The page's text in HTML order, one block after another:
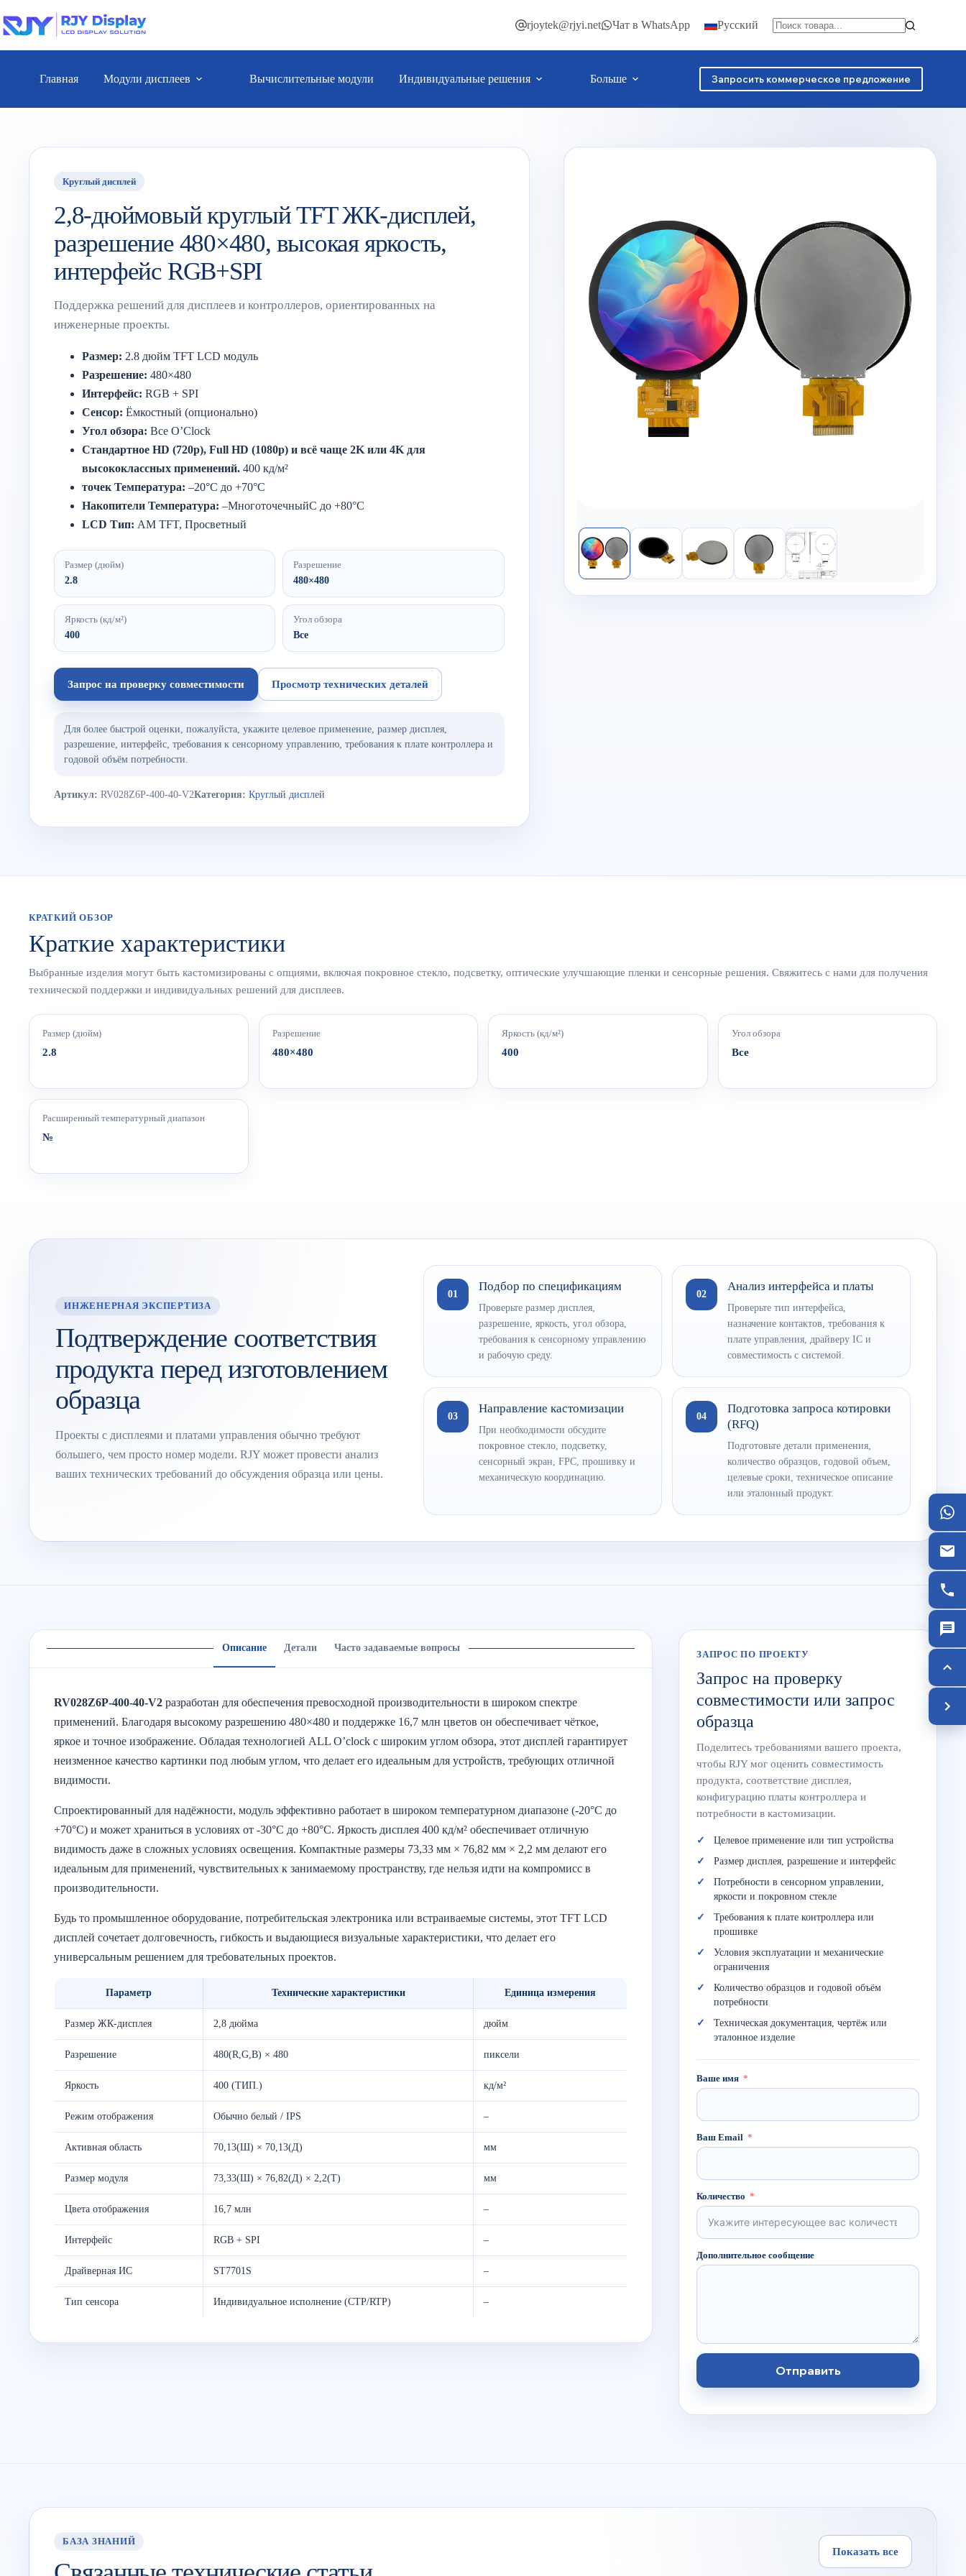
rjoytek@rjyi.net Чат в WhatsApp Русский
Главная Модули дисплеев Вычислительные модули Индивидуальные решения Больше Запросить коммерческое предложение
Круглый дисплей
2,8-дюймовый круглый TFT ЖК-дисплей,
разрешение 480×480, высокая яркость,
интерфейс RGB+SPI
Поддержка решений для дисплеев и контроллеров, ориентированных на
инженерные проекты.
Размер: 2.8 дюйм TFT LCD модуль
Разрешение: 480×480
Интерфейс: RGB + SPI
Сенсор: Ёмкостный (опционально)
Угол обзора: Все O’Clock
Стандартное HD (720p), Full HD (1080p) и всё чаще 2K или 4K для
высококлассных применений. 400 кд/м²
точек Температура: –20°C до +70°C
Накопители Температура: –МноготочечныйC до +80°C
LCD Тип: AM TFT, Просветный
Размер (дюйм)
2.8
Разрешение
480×480
Яркость (кд/м²)
400
Угол обзора
Все
Запрос на проверку совместимости Просмотр технических деталей
Для более быстрой оценки, пожалуйста, укажите целевое применение, размер дисплея,
разрешение, интерфейс, требования к сенсорному управлению, требования к плате контроллера и
годовой объём потребности.
Артикул: RV028Z6P-400-40-V2Категория: Круглый дисплей
КРАТКИЙ ОБЗОР
Краткие характеристики
Выбранные изделия могут быть кастомизированы с опциями, включая покровное стекло, подсветку, оптические улучшающие пленки и сенсорные решения. Свяжитесь с нами для получения
технической поддержки и индивидуальных решений для дисплеев.
Размер (дюйм)
2.8
Разрешение
480×480
Яркость (кд/м²)
400
Угол обзора
Все
Расширенный температурный диапазон
№
ИНЖЕНЕРНАЯ ЭКСПЕРТИЗА
Подтверждение соответствия
продукта перед изготовлением
образца
Проекты с дисплеями и платами управления обычно требуют
большего, чем просто номер модели. RJY может провести анализ
ваших технических требований до обсуждения образца или цены.
01
Подбор по спецификациям
Проверьте размер дисплея,
разрешение, яркость, угол обзора,
требования к сенсорному управлению
и рабочую среду.
02
Анализ интерфейса и платы
Проверьте тип интерфейса,
назначение контактов, требования к
плате управления, драйверу IC и
совместимость с системой.
03
Направление кастомизации
При необходимости обсудите
покровное стекло, подсветку,
сенсорный экран, FPC, прошивку и
механическую координацию.
04
Подготовка запроса котировки
(RFQ)
Подготовьте детали применения,
количество образцов, годовой объем,
целевые сроки, техническое описание
или эталонный продукт.
Описание Детали Часто задаваемые вопросы
RV028Z6P-400-40-V2 разработан для обеспечения превосходной производительности в широком спектре
применений. Благодаря высокому разрешению 480×480 и поддержке 16,7 млн цветов он обеспечивает чёткое,
яркое и точное изображение. Обладая технологией ALL O’clock с широким углом обзора, этот дисплей гарантирует
неизменное качество картинки под любым углом, что делает его идеальным для устройств, требующих отличной
видимости.
Спроектированный для надёжности, модуль эффективно работает в широком температурном диапазоне (-20°C до
+70°C) и может храниться в условиях от -30°C до +80°C. Яркость дисплея 400 кд/м² обеспечивает отличную
видимость даже в сложных условиях освещения. Компактные размеры 73,33 мм × 76,82 мм × 2,2 мм делают его
идеальным для применений, чувствительных к занимаемому пространству, где нельзя идти на компромисс в
производительности.
Будь то промышленное оборудование, потребительская электроника или встраиваемые системы, этот TFT LCD
дисплей сочетает долговечность, гибкость и выдающиеся визуальные характеристики, что делает его
универсальным решением для требовательных проектов.
Параметр Технические характеристики Единица измерения
Размер ЖК-дисплея 2,8 дюйма дюйм
Разрешение 480(R,G,B) × 480 пиксели
Яркость 400 (ТИП.) кд/м²
Режим отображения Обычно белый / IPS –
Активная область 70,13(Ш) × 70,13(Д) мм
Размер модуля 73,33(Ш) × 76,82(Д) × 2,2(Т) мм
Цвета отображения 16,7 млн –
Интерфейс RGB + SPI –
Драйверная ИС ST7701S –
Тип сенсора Индивидуальное исполнение (CTP/RTP) –
ЗАПРОС ПО ПРОЕКТУ
Запрос на проверку
совместимости или запрос
образца
Поделитесь требованиями вашего проекта,
чтобы RJY мог оценить совместимость
продукта, соответствие дисплея,
конфигурацию платы контроллера и
потребности в кастомизации.
Целевое применение или тип устройства
Размер дисплея, разрешение и интерфейс
Потребности в сенсорном управлении,
яркости и покровном стекле
Требования к плате контроллера или
прошивке
Условия эксплуатации и механические
ограничения
Количество образцов и годовой объём
потребности
Техническая документация, чертёж или
эталонное изделие
Ваше имя
Ваш Email
Количество
Дополнительное сообщение
Отправить
БАЗА ЗНАНИЙ
Показать все